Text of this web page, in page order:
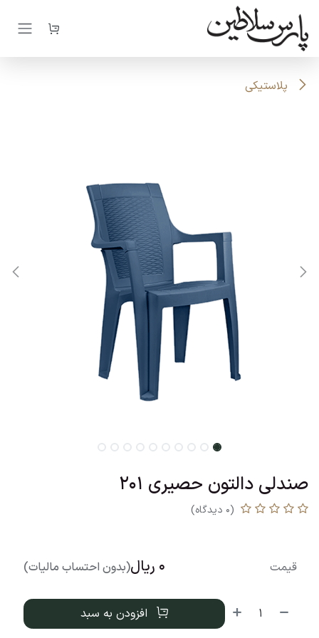
صرف نظر و مشاهده محتوا
پلاستیکی
صندلی دالتون حصیری 201
(0 دیدگاه)
افزودن به سبد
قیمت 0 ریال(بدون احتساب مالیات)